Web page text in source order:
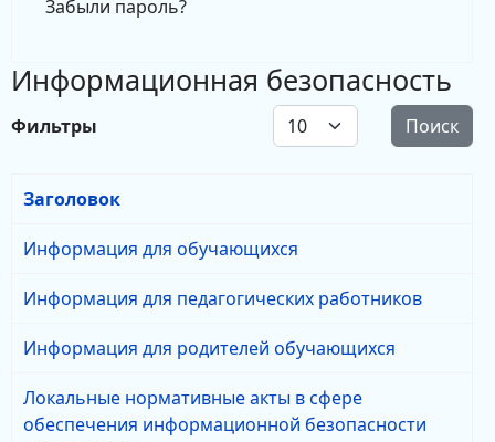
Забыли пароль?
Информационная безопасность
Фильтры Кол-во строк: Поиск
Заголовок
Информация для обучающихся
Информация для педагогических работников
Информация для родителей обучающихся
Локальные нормативные акты в сфере
обеспечения информационной безопасности